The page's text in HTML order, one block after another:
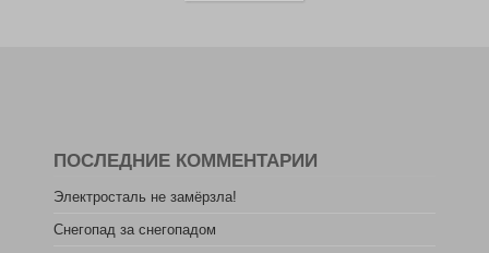
ПОСЛЕДНИЕ КОММЕНТАРИИ
Электросталь не замёрзла!
Снегопад за снегопадом